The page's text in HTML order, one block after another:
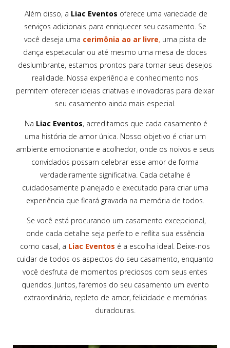
Além disso, a Liac Eventos oferece uma variedade de
serviços adicionais para enriquecer seu casamento. Se
você deseja uma cerimônia ao ar livre, uma pista de
dança espetacular ou até mesmo uma mesa de doces
deslumbrante, estamos prontos para tornar seus desejos
realidade. Nossa experiência e conhecimento nos
permitem oferecer ideias criativas e inovadoras para deixar
seu casamento ainda mais especial.
Na Liac Eventos, acreditamos que cada casamento é
uma história de amor única. Nosso objetivo é criar um
ambiente emocionante e acolhedor, onde os noivos e seus
convidados possam celebrar esse amor de forma
verdadeiramente significativa. Cada detalhe é
cuidadosamente planejado e executado para criar uma
experiência que ficará gravada na memória de todos.
Se você está procurando um casamento excepcional,
onde cada detalhe seja perfeito e reflita sua essência
como casal, a Liac Eventos é a escolha ideal. Deixe-nos
cuidar de todos os aspectos do seu casamento, enquanto
você desfruta de momentos preciosos com seus entes
queridos. Juntos, faremos do seu casamento um evento
extraordinário, repleto de amor, felicidade e memórias
duradouras.